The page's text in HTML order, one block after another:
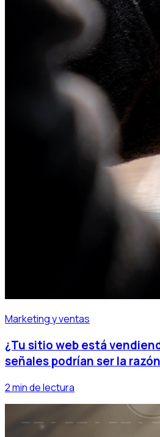
Marketing y ventas
¿Tu sitio web está
señales podrían ser la razón
2 min de lectura